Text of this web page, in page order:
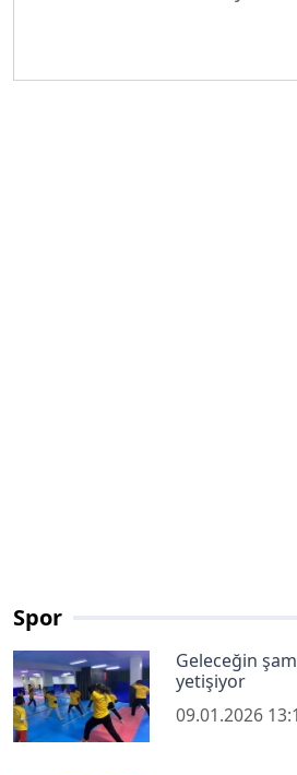
Spor
Geleceğin
yetişiyor
09.01.2026